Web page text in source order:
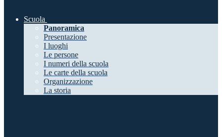
Scuola
Panoramica
Presentazione
I luoghi
Le persone
I numeri della scuola
Le carte della scuola
Organizzazione
La storia